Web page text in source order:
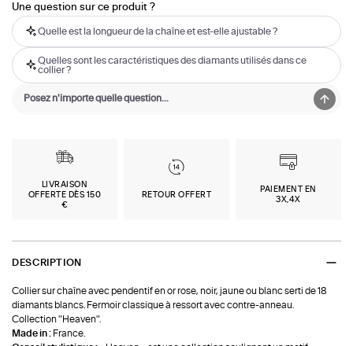
Une question sur ce produit ?
Quelle est la longueur de la chaîne et est-elle ajustable ?
Quelles sont les caractéristiques des diamants utilisés dans ce
collier ?
LIVRAISON
OFFERTE DÈS 150
€
RETOUR OFFERT
PAIEMENT EN
3X,4X
DESCRIPTION
Collier sur chaîne avec pendentif en or rose, noir, jaune ou blanc serti de 18
diamants blancs. Fermoir classique à ressort avec contre-anneau.
Collection "Heaven".
Made in : France.